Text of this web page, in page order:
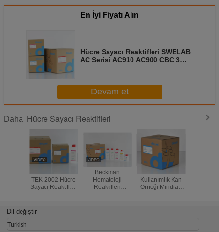
En İyi Fiyatı Alın
Hücre Sayacı Reaktifleri SWELAB
AC Serisi AC910 AC900 CBC 3
Devam et
Daha Hücre Sayacı Reaktifleri
Tecom 3 Part
TEK-2002 Hücre
Sayacı Reaktifleri
Beckman
Hematoloji
Reaktifleri
Barkodlu Tek
Kullanımlık Kan
Örneği Mindray
Dil değiştir
Turkish